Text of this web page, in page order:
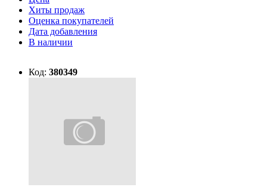
Хиты продаж
Оценка покупателей
Дата добавления
В наличии
Код: 380349